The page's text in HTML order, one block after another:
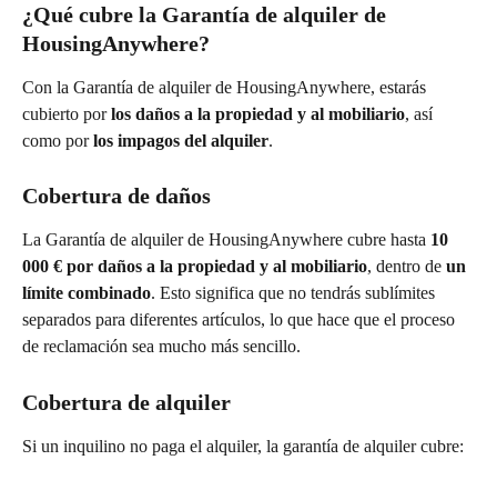
¿Qué cubre la Garantía de alquiler de
HousingAnywhere?
Con la Garantía de alquiler de HousingAnywhere, estarás
cubierto por los daños a la propiedad y al mobiliario, así
como por los impagos del alquiler.
Cobertura de daños
La Garantía de alquiler de HousingAnywhere cubre hasta 10
000 € por daños a la propiedad y al mobiliario, dentro de un
límite combinado. Esto significa que no tendrás sublímites
separados para diferentes artículos, lo que hace que el proceso
de reclamación sea mucho más sencillo.
Cobertura de alquiler
Si un inquilino no paga el alquiler, la garantía de alquiler cubre: